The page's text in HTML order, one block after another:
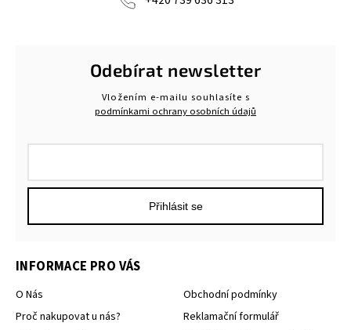
INFORMACE PRO VÁS
O Nás
Proč nakupovat u nás?
Obchodní podmínky
Reklamační formulář
Odebírat newsletter
Vložením e-mailu souhlasíte s
podmínkami ochrany osobních údajů
Přihlásit se